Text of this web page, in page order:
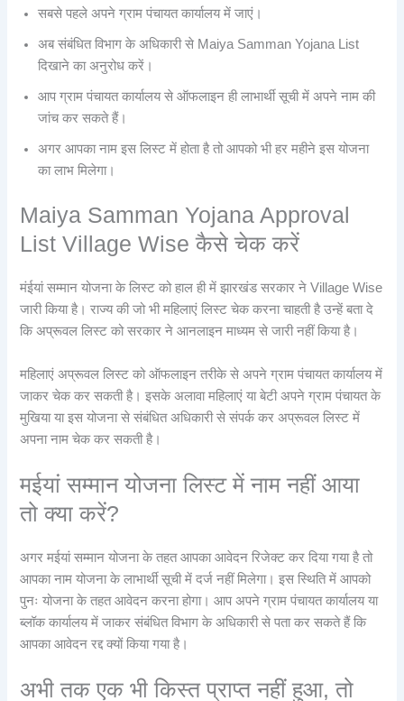
सबसे पहले अपने ग्राम पंचायत कार्यालय में जाएं।
अब संबंधित विभाग के अधिकारी से Maiya Samman Yojana List
दिखाने का अनुरोध करें।
आप ग्राम पंचायत कार्यालय से ऑफलाइन ही लाभार्थी सूची में अपने नाम की
जांच कर सकते हैं।
अगर आपका नाम इस लिस्ट में होता है तो आपको भी हर महीने इस योजना
का लाभ मिलेगा।
Maiya Samman Yojana Approval
List Village Wise कैसे चेक करें
मंईयां सम्मान योजना के लिस्ट को हाल ही में झारखंड सरकार ने Village Wise
जारी किया है। राज्य की जो भी महिलाएं लिस्ट चेक करना चाहती है उन्हें बता दे
कि अप्रूवल लिस्ट को सरकार ने आनलाइन माध्यम से जारी नहीं किया है।
महिलाएं अप्रूवल लिस्ट को ऑफलाइन तरीके से अपने ग्राम पंचायत कार्यालय में
जाकर चेक कर सकती है। इसके अलावा महिलाएं या बेटी अपने ग्राम पंचायत के
मुखिया या इस योजना से संबंधित अधिकारी से संपर्क कर अप्रूवल लिस्ट में
अपना नाम चेक कर सकती है।
मईयां सम्मान योजना लिस्ट में नाम नहीं आया
तो क्या करें?
अगर मईयां सम्मान योजना के तहत आपका आवेदन रिजेक्ट कर दिया गया है तो
आपका नाम योजना के लाभार्थी सूची में दर्ज नहीं मिलेगा। इस स्थिति में आपको
पुनः योजना के तहत आवेदन करना होगा। आप अपने ग्राम पंचायत कार्यालय या
ब्लॉक कार्यालय में जाकर संबंधित विभाग के अधिकारी से पता कर सकते हैं कि
आपका आवेदन रद्द क्यों किया गया है।
अभी तक एक भी किस्त प्राप्त नहीं हुआ, तो